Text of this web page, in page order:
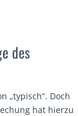
des
„typisch“. Doch
hat hierzu